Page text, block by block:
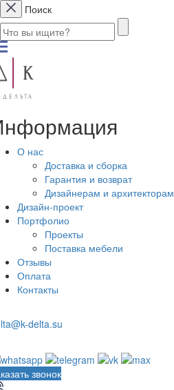
Поиск
О нас
Доставка и сборка
Гарантия и возврат
Дизайнерам и архитекторам
Дизайн-проект
Портфолио
Проекты
Поставка мебели
Отзывы
Оплата
Контакты
delta.su
звонок